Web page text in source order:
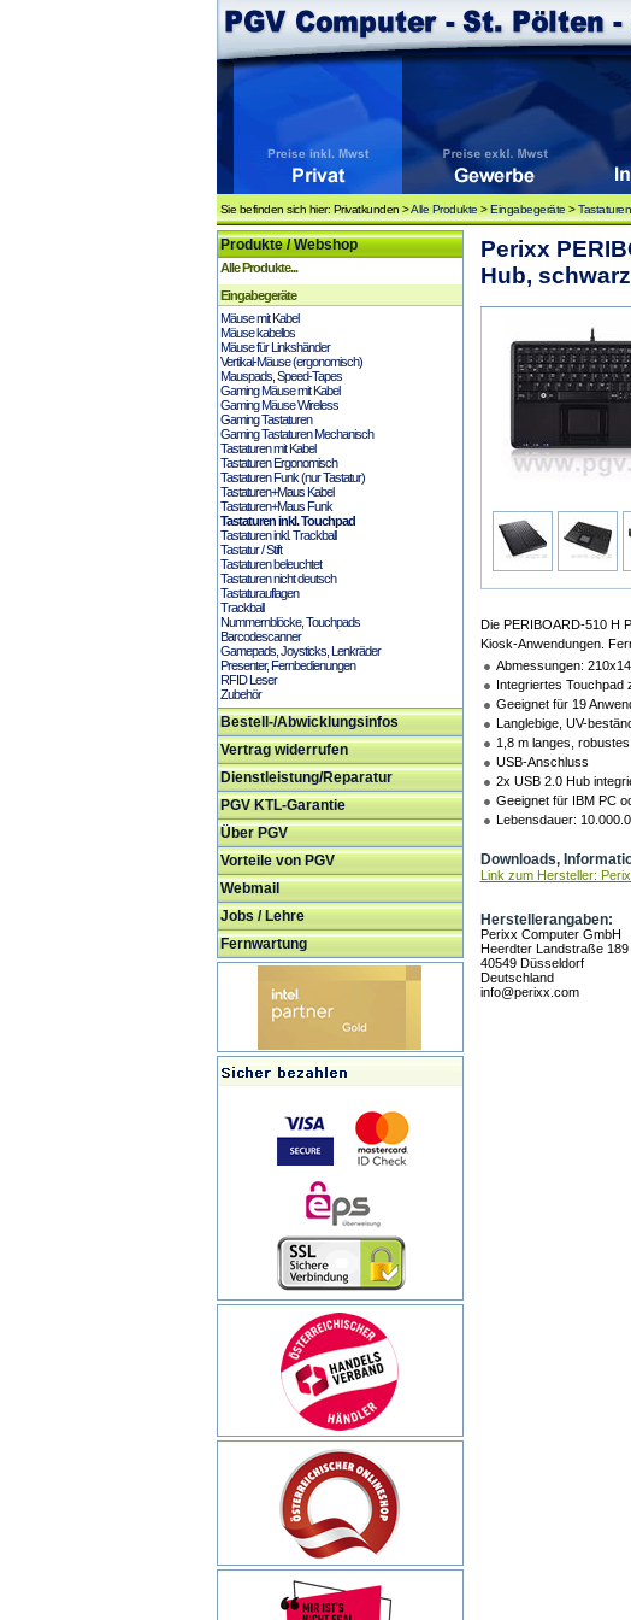
Sie befinden sich hier: Privatkunden >Alle Produkte >Eingabegeräte >
Produkte / Webshop
Alle Produkte...
Eingabegeräte
Mäuse mit Kabel
Mäuse kabellos
Mäuse für Linkshänder
Vertikal-Mäuse (ergonomisch)
Mauspads, Speed-Tapes
Gaming Mäuse mit Kabel
Gaming Mäuse Wireless
Gaming Tastaturen
Gaming Tastaturen Mechanisch
Tastaturen mit Kabel
Tastaturen Ergonomisch
Tastaturen Funk (nur Tastatur)
Tastaturen+Maus Kabel
Tastaturen+Maus Funk
Tastaturen inkl. Touchpad
Tastaturen inkl. Trackball
Tastatur / Stift
Tastaturen beleuchtet
Tastaturen nicht deutsch
Tastaturauflagen
Trackball
Nummernblöcke, Touchpads
Barcodescanner
Gamepads, Joysticks, Lenkräder
Presenter, Fernbedienungen
RFID Leser
Zubehör
Bestell-/Abwicklungsinfos
Vertrag widerrufen
Dienstleistung/Reparatur
PGV KTL-Garantie
Über PGV
Vorteile von PGV
Webmail
Jobs / Lehre
Fernwartung
Perixx
Hub,
Die PERIBOARD-510 H
Kiosk-Anwendungen.
Abmessungen:
Integriertes Touchpad
Geeignet für 19
Langlebige, UV-
1,8 m langes,
USB-Anschluss
2x USB 2.0 Hub
Geeignet für IBM PC
Lebensdauer:
Downloads,
Link zum Hersteller:
Herstellerangaben:
Perixx Computer GmbH
Heerdter Landstraße 189
40549 Düsseldorf
Deutschland
info@perixx.com